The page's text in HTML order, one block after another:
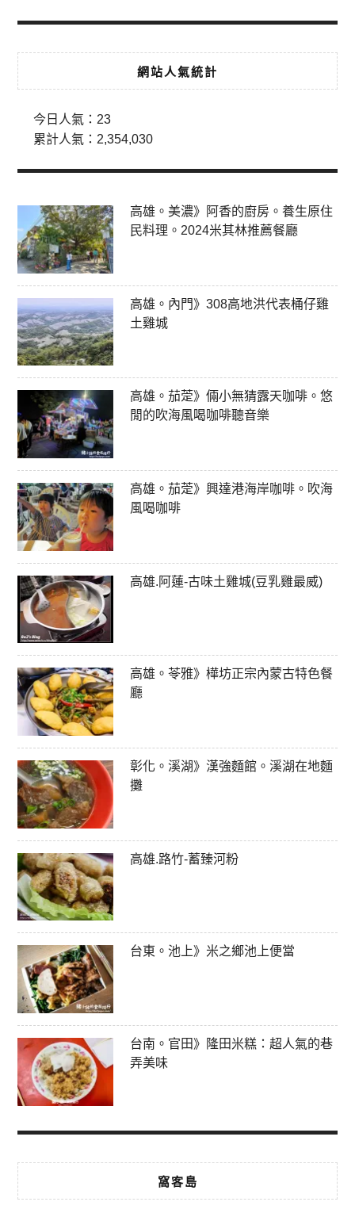
網站人氣統計
今日人氣： 23
累計人氣： 2,354,030
高雄。美濃》阿香的廚房。養生原住
民料理。2024米其林推薦餐廳
高雄。內門》308高地洪代表桶仔雞
土雞城
高雄。茄萣》倆小無猜露天咖啡。悠
閒的吹海風喝咖啡聽音樂
高雄。茄萣》興達港海岸咖啡。吹海
風喝咖啡
高雄.阿蓮-古味土雞城(豆乳雞最威)
高雄。苓雅》樺坊正宗內蒙古特色餐
廳
彰化。溪湖》漢強麵館。溪湖在地麵
攤
高雄.路竹-蓄臻河粉
台東。池上》米之鄉池上便當
台南。官田》隆田米糕：超人氣的巷
弄美味
窩客島